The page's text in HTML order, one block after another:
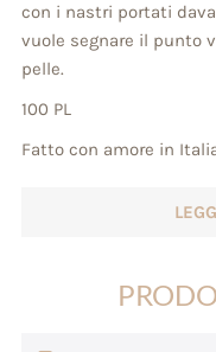
con i nastri portati
vuole segnare il punto
pelle.
100 PL
Fatto con amore in